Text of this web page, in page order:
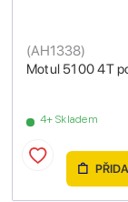
Motul 5100 4T
(AH1338)
4+ Skladem